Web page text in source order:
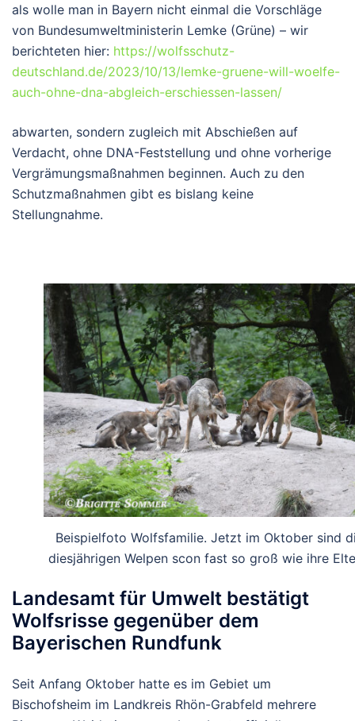
als wolle man in Bayern nicht einmal die Vorschläge
von Bundesumweltministerin Lemke (Grüne) – wir
berichteten hier: https://wolfsschutz-
deutschland.de/2023/10/13/lemke-gruene-will-woelfe-
auch-ohne-dna-abgleich-erschiessen-lassen/
abwarten, sondern zugleich mit Abschießen auf
Verdacht, ohne DNA-Feststellung und ohne vorherige
Vergrämungsmaßnahmen beginnen. Auch zu den
Schutzmaßnahmen gibt es bislang keine
Stellungnahme.
Beispielfoto Wolfsfamilie. Jetzt im Oktober sind
diesjährigen Welpen scon fast so groß wie ihre
Landesamt für Umwelt bestätigt
Wolfsrisse gegenüber dem
Bayerischen Rundfunk
Seit Anfang Oktober hatte es im Gebiet um
Bischofsheim im Landkreis Rhön-Grabfeld mehrere